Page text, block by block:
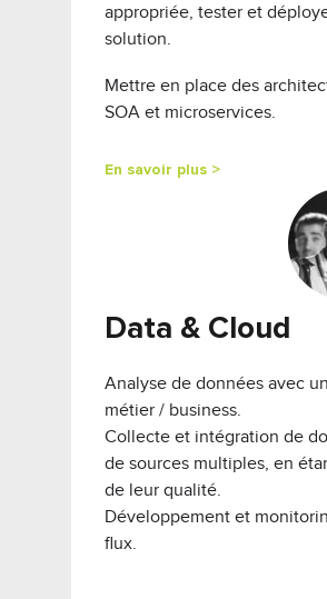
appropriée, tester et
solution.
Mettre en place des
SOA et microservices.
En savoir plus >
Data & Cloud
Analyse de données avec
métier / business.
Collecte et intégration de
de sources multiples, en
de leur qualité.
Développement et
flux.